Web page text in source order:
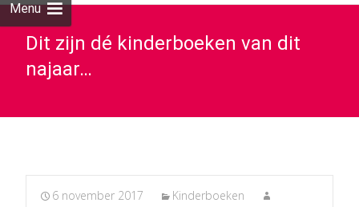
Menu
Dit zijn dé kinderboeken van dit
najaar…
6 november 2017
Kinderboeken